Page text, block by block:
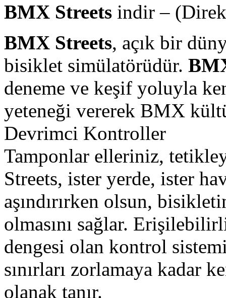
BMX Streets indir –
BMX Streets, açık bir
bisiklet simülatörüdür.
deneme ve keşif yoluyla
yeteneği vererek BMX
Devrimci Kontroller
Tamponlar elleriniz,
Streets, ister yerde, ister
aşındırırken olsun,
olmasını sağlar.
dengesi olan kontrol
sınırları zorlamaya kadar
olanak tanır.